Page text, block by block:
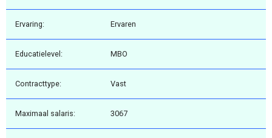
Ervaring: Ervaren
Educatielevel: MBO
Contracttype: Vast
Maximaal salaris: 3067